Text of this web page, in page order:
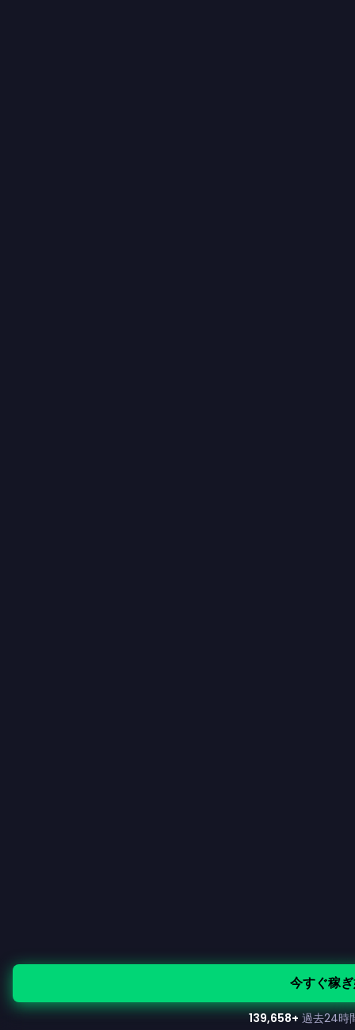
今すぐ稼
139,658+ 過去24時